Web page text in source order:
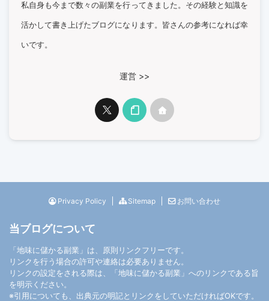
私自身も今まで数々の副業を行ってきました。その経験と知識を
活かして書き上げたブログになります。皆さんの参考になれば幸
いです。
運営 >>
Privacy Policy Sitemap お問い合わせ
当ブログについて
「地味に儲かる副業」は、原則リンクフリーです。
リンクを行う場合の許可や連絡は必要ありません。
リンクの設定をされる際は、「地味に儲かる副業」へのリンクである旨
を明示ください。
※引用についても、出典元の明記とリンクをしていただければOKです。